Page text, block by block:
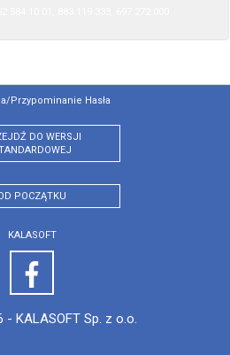
przypominanie Hasła
DO WERSJI
POCZĄTKU
KALASOFT
- KALASOFT Sp. z o.o.